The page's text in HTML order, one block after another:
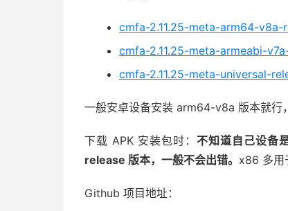
cmfa-2.11.25-meta-arm64-v8a-
cmfa-2.11.25-meta-armeabi-
cmfa-2.11.25-meta-universal-
一般安卓设备安装 arm64-v8a 版本就行
下载 APK 安装包时： 不知道自己设备
release 版本，一般不会出错。 x86 多用
Github 项目地址：